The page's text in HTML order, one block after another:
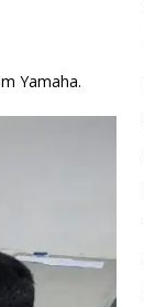
Yamaha.